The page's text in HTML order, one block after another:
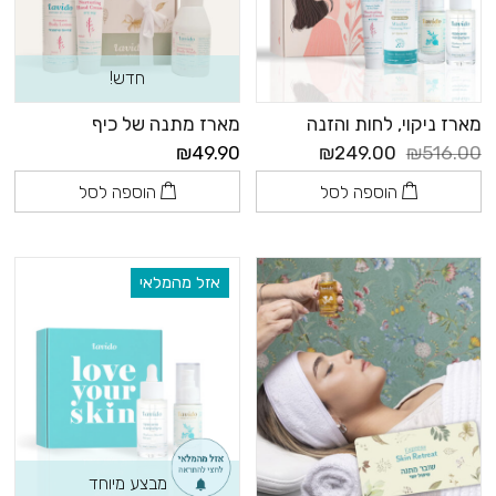
הזמינו את המארז המתאים ישירות מן האתר ואתם או מקבל
המתנה תקבלו את המארז במשלוח מהיר עד הבית. אם יש
התלבטות מוזמנים לפנות אלינו
או השאירו פרטים
מארז ניקוי, לחות והזנה
₪516.00
₪249.00
הוספה לסל
חדש!
מארז מתנה של כיף
₪49.90
הוספה לסל
אזל מהמלאי
מבצע מיוחד